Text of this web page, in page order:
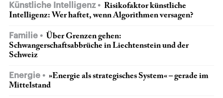
Künstliche Intelligenz
Risikofaktor künstliche
Intelligenz: Wer haftet, wenn Algorithmen versagen?
Familie
Über Grenzen gehen:
Schwangerschaftsabbrüche in Liechtenstein und der
Schweiz
Energie
»Energie als strategisches System« – gerade im
Mittelstand